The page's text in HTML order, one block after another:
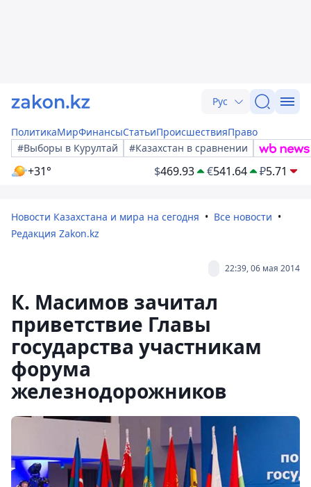
Рус
ПолитикаМирФинансыСтатьиПроисшествияПраво
#Выборы в Курултай
#Казахстан в сравнении
+31° $469.93 €541.64 ₽5.71
Новости Казахстана и мира на сегодня
Все новости
Редакция Zakon.kz
22:39, 06 мая 2014
К. Масимов зачитал
приветствие Главы
государства участникам
форума
железнодорожников